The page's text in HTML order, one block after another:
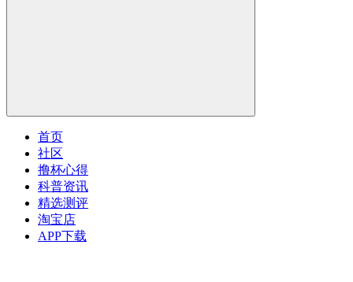
首页
社区
撸杯心得
科普资讯
精选测评
淘宝店
APP下载